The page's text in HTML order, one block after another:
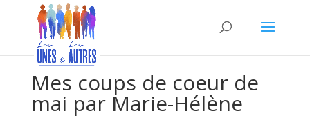
Mes coups de coeur de
mai par Marie-Hélène